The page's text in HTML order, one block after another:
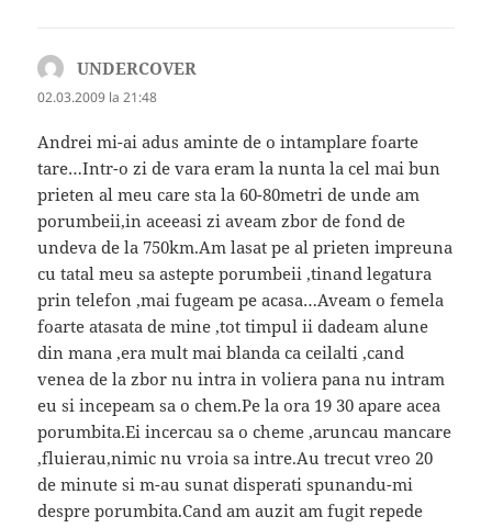
UNDERCOVER
02.03.2009 la 21:48
Andrei mi-ai adus aminte de o intamplare foarte
tare…Intr-o zi de vara eram la nunta la cel mai bun
prieten al meu care sta la 60-80metri de unde am
porumbeii,in aceeasi zi aveam zbor de fond de
undeva de la 750km.Am lasat pe al prieten impreuna
cu tatal meu sa astepte porumbeii ,tinand legatura
prin telefon ,mai fugeam pe acasa…Aveam o femela
foarte atasata de mine ,tot timpul ii dadeam alune
din mana ,era mult mai blanda ca ceilalti ,cand
venea de la zbor nu intra in voliera pana nu intram
eu si incepeam sa o chem.Pe la ora 19 30 apare acea
porumbita.Ei incercau sa o cheme ,aruncau mancare
,fluierau,nimic nu vroia sa intre.Au trecut vreo 20
de minute si m-au sunat disperati spunandu-mi
despre porumbita.Cand am auzit am fugit repede